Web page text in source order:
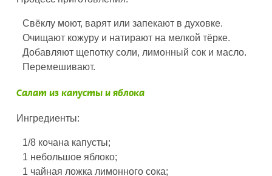
Свёклу моют, варят или запекают в духовке.
Очищают кожуру и натирают на мелкой тёрке.
Добавляют щепотку соли, лимонный сок и масло.
Перемешивают.
Салат из капусты и яблока
Ингредиенты:
1/8 кочана капусты;
1 небольшое яблоко;
1 чайная ложка лимонного сока;